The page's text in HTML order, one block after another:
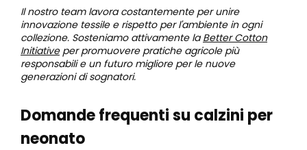
Il nostro team lavora costantemente per unire
innovazione tessile e rispetto per l'ambiente in ogni
collezione. Sosteniamo attivamente laBetter Cotton
Initiativeper promuovere pratiche agricole più
responsabili e un futuro migliore per le nuove
generazioni di sognatori.
Domande frequenti su calzini per
neonato